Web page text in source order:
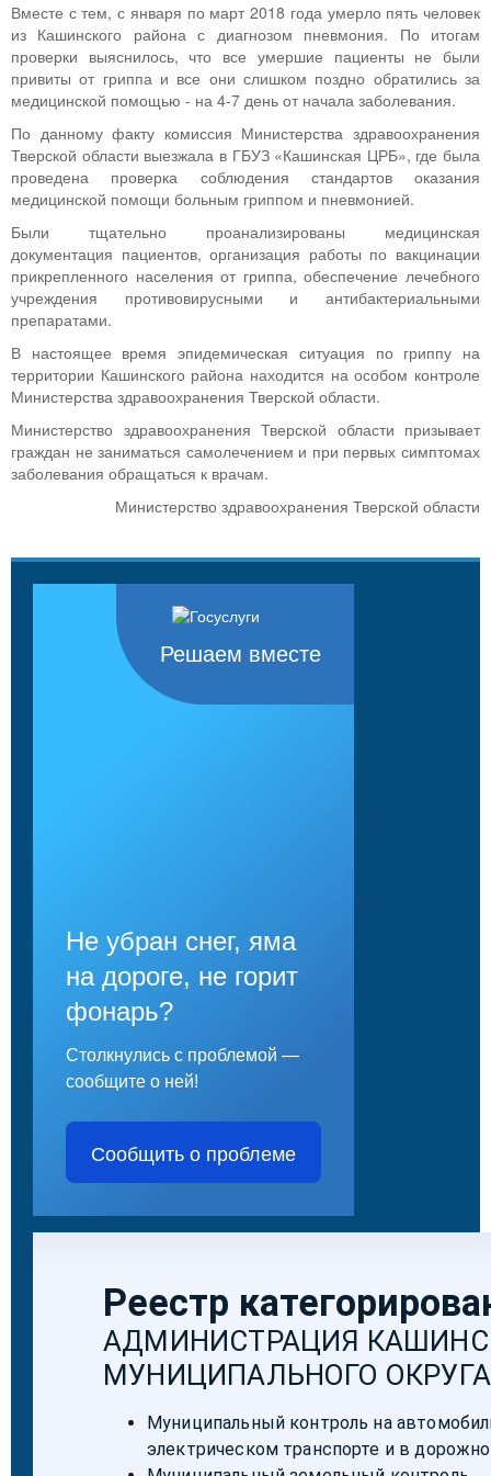
Вместе с тем, с января по март 2018 года умерло пять человек
из Кашинского района с диагнозом пневмония. По итогам
проверки выяснилось, что все умершие пациенты не были
привиты от гриппа и все они слишком поздно обратились за
медицинской помощью - на 4-7 день от начала заболевания.
По данному факту комиссия Министерства здравоохранения
Тверской области выезжала в ГБУЗ «Кашинская ЦРБ», где была
проведена проверка соблюдения стандартов оказания
медицинской помощи больным гриппом и пневмонией.
Были тщательно проанализированы медицинская
документация пациентов, организация работы по вакцинации
прикрепленного населения от гриппа, обеспечение лечебного
учреждения противовирусными и антибактериальными
препаратами.
В настоящее время эпидемическая ситуация по гриппу на
территории Кашинского района находится на особом контроле
Министерства здравоохранения Тверской области.
Министерство здравоохранения Тверской области призывает
граждан не заниматься самолечением и при первых симптомах
заболевания обращаться к врачам.
Министерство здравоохранения Тверской области
Решаем вместе
Не убран снег, яма
на дороге, не горит
фонарь?
Столкнулись с проблемой —
сообщите о ней!
Сообщить о проблеме